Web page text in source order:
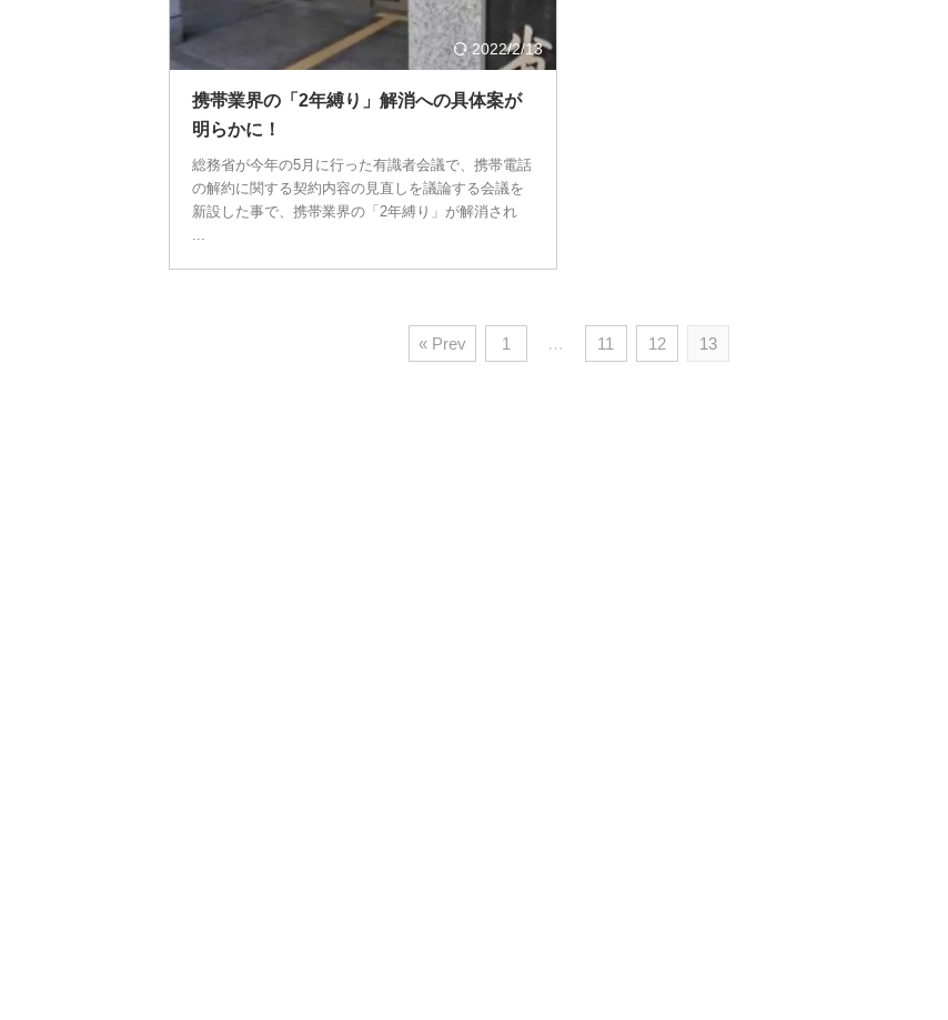
2022/2/13
携帯業界の「2年縛り」解消への具体案が
明らかに！
総務省が今年の5月に行った有識者会議で、携帯電話
の解約に関する契約内容の見直しを議論する会議を
新設した事で、携帯業界の「2年縛り」が解消され
...
« Prev 1 … 11 12 13